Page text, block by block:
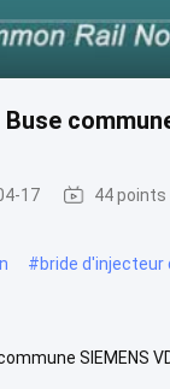
Buse
17 44 points
#bride d'injecteur
SIEMENS